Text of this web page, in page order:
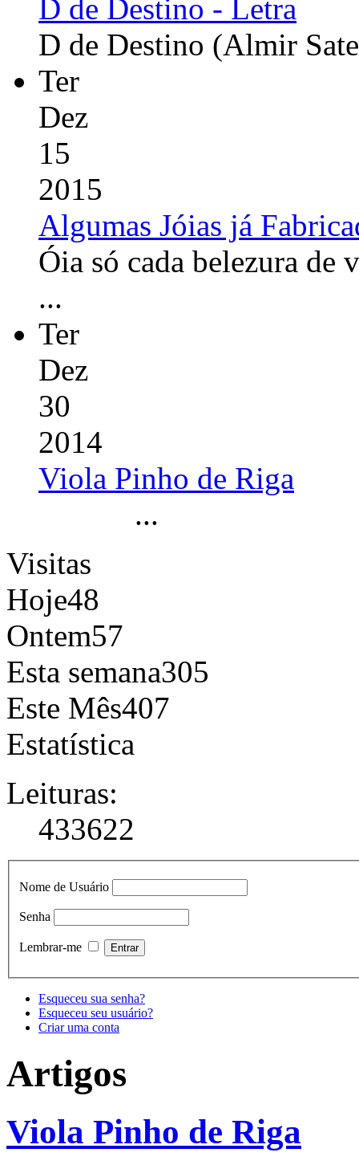
D de Destino - Letra
D de Destino (Almir
Ter
Dez
15
2015
Algumas Jóias já
Óia só cada belezura de
...
Ter
Dez
30
2014
Viola Pinho de Riga
...
Visitas
Hoje48
Ontem57
Esta semana305
Este Mês407
Estatística
Leituras:
433622
Nome de Usuário
Senha
Lembrar-me
Esqueceu sua senha?
Esqueceu seu usuário?
Criar uma conta
Artigos
Viola Pinho de Riga